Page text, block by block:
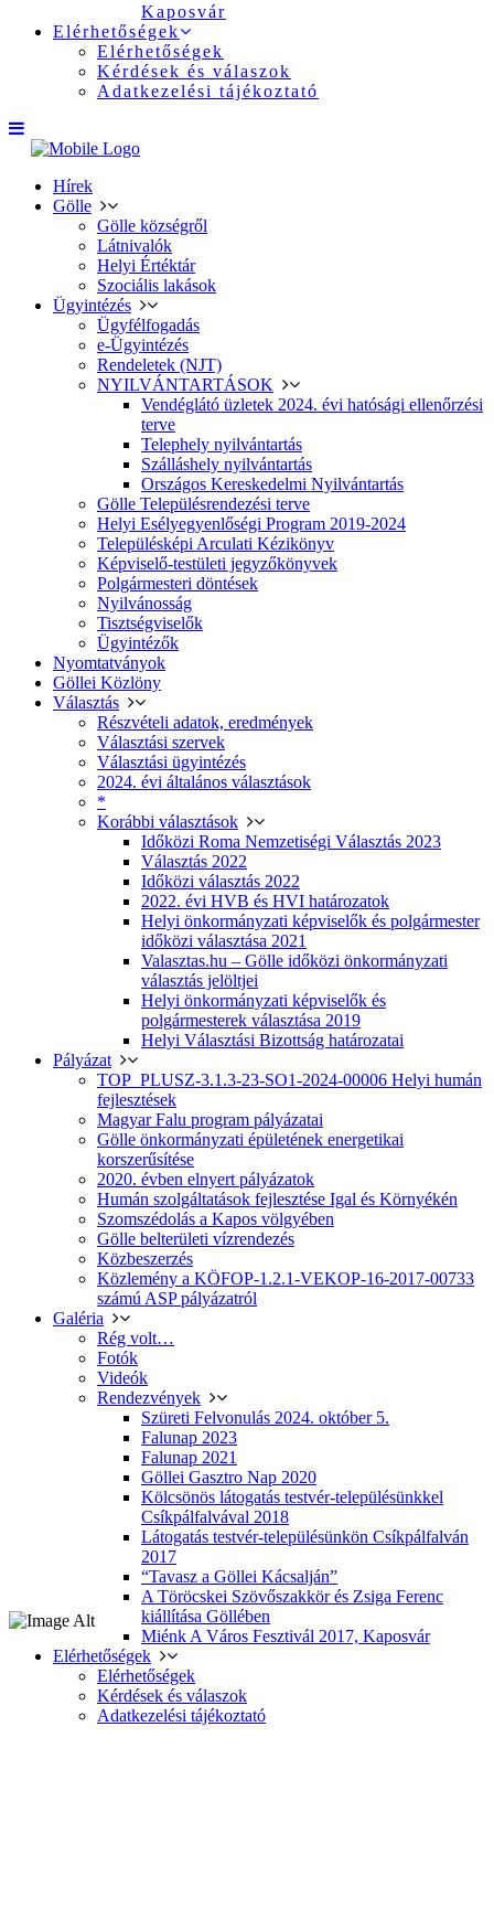
Kaposvár
Elérhetőségek
Elérhetőségek
Kérdések és válaszok
Adatkezelési tájékoztató
Hírek
Gölle
Gölle községről
Látnivalók
Helyi Értéktár
Szociális lakások
Ügyintézés
Ügyfélfogadás
e-Ügyintézés
Rendeletek (NJT)
NYILVÁNTARTÁSOK
Vendéglátó üzletek 2024. évi hatósági ellenőrzési
terve
Telephely nyilvántartás
Szálláshely nyilvántartás
Országos Kereskedelmi Nyilvántartás
Gölle Településrendezési terve
Helyi Esélyegyenlőségi Program 2019-2024
Településképi Arculati Kézikönyv
Képviselő-testületi jegyzőkönyvek
Polgármesteri döntések
Nyilvánosság
Tisztségviselők
Ügyintézők
Nyomtatványok
Göllei Közlöny
Választás
Részvételi adatok, eredmények
Választási szervek
Választási ügyintézés
2024. évi általános választások
*
Korábbi választások
Időközi Roma Nemzetiségi Választás 2023
Választás 2022
Időközi választás 2022
2022. évi HVB és HVI határozatok
Helyi önkormányzati képviselők és polgármester
időközi választása 2021
Valasztas.hu – Gölle időközi önkormányzati
választás jelöltjei
Helyi önkormányzati képviselők és
polgármesterek választása 2019
Helyi Választási Bizottság határozatai
Pályázat
TOP_PLUSZ-3.1.3-23-SO1-2024-00006 Helyi humán
fejlesztések
Magyar Falu program pályázatai
Gölle önkormányzati épületének energetikai
korszerűsítése
2020. évben elnyert pályázatok
Humán szolgáltatások fejlesztése Igal és Környékén
Szomszédolás a Kapos völgyében
Gölle belterületi vízrendezés
Közbeszerzés
Közlemény a KÖFOP-1.2.1-VEKOP-16-2017-00733
számú ASP pályázatról
Galéria
Rég volt…
Fotók
Videók
Rendezvények
Szüreti Felvonulás 2024. október 5.
Falunap 2023
Falunap 2021
Göllei Gasztro Nap 2020
Kölcsönös látogatás testvér-településünkkel
Csíkpálfalvával 2018
Látogatás testvér-településünkön Csíkpálfalván
2017
“Tavasz a Göllei Kácsalján”
A Töröcskei Szövőszakkör és Zsiga Ferenc
kiállítása Göllében
Miénk A Város Fesztivál 2017, Kaposvár
Elérhetőségek
Elérhetőségek
Kérdések és válaszok
Adatkezelési tájékoztató